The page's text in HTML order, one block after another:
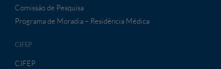
Comissão de Pesquisa
Programa de Moradia – Residência Médica
CIFEP
CIFEP